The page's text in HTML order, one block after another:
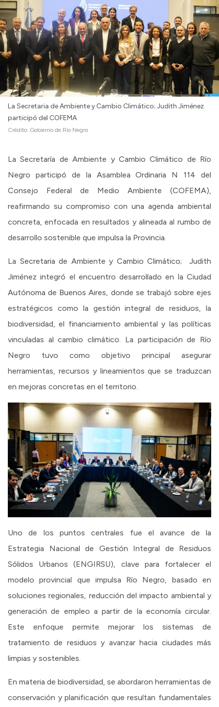
La Secretaria de Ambiente y Cambio Climático; Judith Jiménez
participó del COFEMA
Crédito: Gobierno de Río Negro
La Secretaría de Ambiente y Cambio Climático de Río
Negro participó de la Asamblea Ordinaria N 114 del
Consejo Federal de Medio Ambiente (COFEMA),
reafirmando su compromiso con una agenda ambiental
concreta, enfocada en resultados y alineada al rumbo de
desarrollo sostenible que impulsa la Provincia.
La Secretaria de Ambiente y Cambio Climático; Judith
Jiménez integró el encuentro desarrollado en la Ciudad
Autónoma de Buenos Aires, donde se trabajó sobre ejes
estratégicos como la gestión integral de residuos, la
biodiversidad, el financiamiento ambiental y las políticas
vinculadas al cambio climático. La participación de Río
Negro tuvo como objetivo principal asegurar
herramientas, recursos y lineamientos que se traduzcan
en mejoras concretas en el territorio.
Uno de los puntos centrales fue el avance de la
Estrategia Nacional de Gestión Integral de Residuos
Sólidos Urbanos (ENGIRSU), clave para fortalecer el
modelo provincial que impulsa Río Negro, basado en
soluciones regionales, reducción del impacto ambiental y
generación de empleo a partir de la economía circular.
Este enfoque permite mejorar los sistemas de
tratamiento de residuos y avanzar hacia ciudades más
limpias y sostenibles.
En materia de biodiversidad, se abordaron herramientas de
conservación y planificación que resultan fundamentales